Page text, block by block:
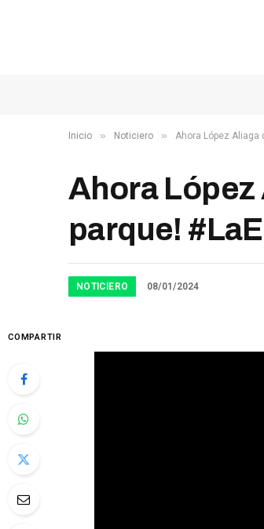
Inicio » Noticiero » Ahora López Aliaga
Ahora López
parque!
NOTICIERO 08/01/2024
COMPARTIR